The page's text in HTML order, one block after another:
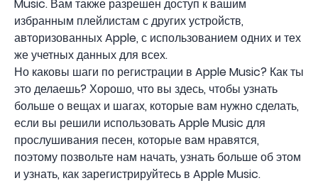
Music. Вам также разрешен доступ к вашим
избранным плейлистам с других устройств,
авторизованных Apple, с использованием одних и тех
же учетных данных для всех.
Но каковы шаги по регистрации в Apple Music? Как ты
это делаешь? Хорошо, что вы здесь, чтобы узнать
больше о вещах и шагах, которые вам нужно сделать,
если вы решили использовать Apple Music для
прослушивания песен, которые вам нравятся,
поэтому позвольте нам начать, узнать больше об этом
и узнать, как зарегистрируйтесь в Apple Music.